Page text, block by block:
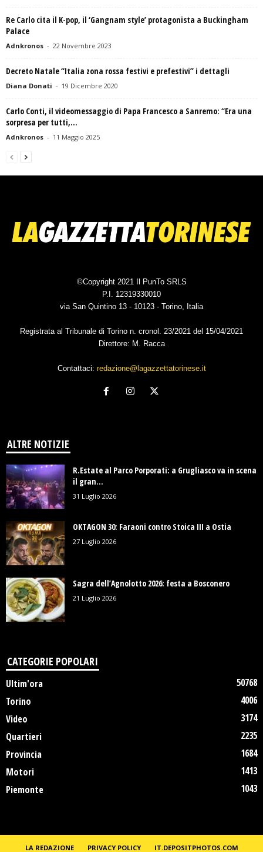
Re Carlo cita il K-pop, il ‘Gangnam style’ protagonista a Buckingham
Palace
Adnkronos - 22 Novembre 2023
Decreto Natale “Italia zona rossa festivi e prefestivi” i dettagli
Diana Donati - 19 Dicembre 2020
Carlo Conti, il videomessaggio di Papa Francesco a Sanremo: “Era una
sorpresa per tutti,...
Adnkronos - 11 Maggio 2025
©Copyright 2021 Il PunTo SRLS
P.I. 12319330010
via San Quintino 13 - 10123 - Torino, Italia
Registrata al Tribunale di Torino n. cronol. 23/2021 del 15/04/2021
Direttore: M. Racca
Contattaci: redazione@lagazzettatorinese.it
ALTRE NOTIZIE
R.Estate al Parco Porporati: a Grugliasco va in scena
il gran...
31 Luglio 2026
OKTAGON 30: Faraoni contro Stoica III a Ostia
27 Luglio 2026
Sagra dell’Agnolotto 2026: festa a Bosconero
21 Luglio 2026
CATEGORIE POPOLARI
Ultim'ora
50768
Torino
4006
Video
3174
Quartieri
2235
Provincia
1684
Motori
1413
Piemonte
1043
LA REDAZIONE PRIVACY POLICY IT.DEPOSITPHOTOS.COM